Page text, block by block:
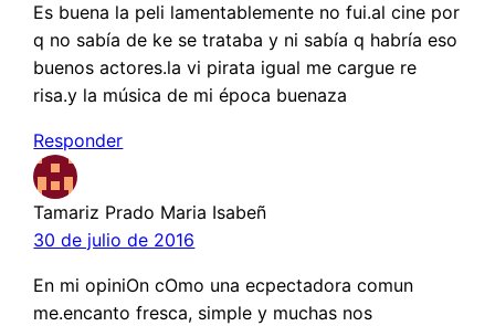
Es buena la peli lamentablemente no fui.al cine por
q no sabía de ke se trataba y ni sabía q habría eso
buenos actores.la vi pirata igual me cargue re
risa.y la música de mi época buenaza
Responder
Tamariz Prado Maria Isabeñ
30 de julio de 2016
En mi opiniOn cOmo una ecpectadora comun
me.encanto fresca, simple y muchas nos